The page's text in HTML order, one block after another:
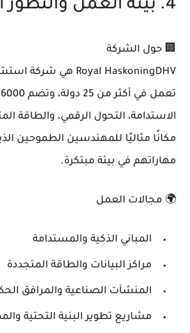
4. بيئة العمل والتطور المهني
🏢 حول الشركة
Royal HaskoningDHV هي شركة
تعمل في أكثر من 25 دولة ، وتضم 6000 موظف
الاستدامة، التحول الرقمي، والطاقة
مكانًا مثاليًا للمهندسين الطموحين
مهاراتهم في بيئة مبتكرة.
🌍 مجالات العمل
المباني الذكية والمستدامة
مراكز البيانات والطاقة المتجددة
المنشآت الصناعية والمرافق
مشاريع تطوير البنية التحتية